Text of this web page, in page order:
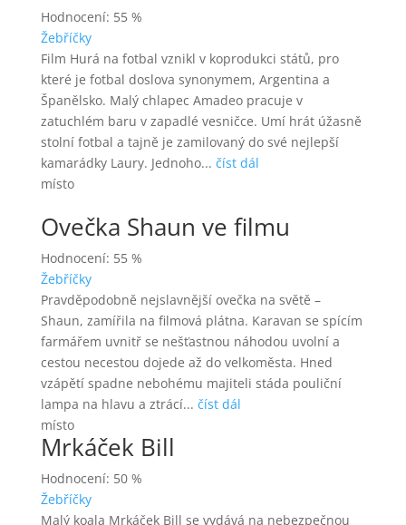
Hodnocení: 55 %
Žebříčky
Film Hurá na fotbal vznikl v koprodukci států, pro
které je fotbal doslova synonymem, Argentina a
Španělsko. Malý chlapec Amadeo pracuje v
zatuchlém baru v zapadlé vesničce. Umí hrát úžasně
stolní fotbal a tajně je zamilovaný do své nejlepší
kamarádky Laury. Jednoho... číst dál
místo
Ovečka Shaun ve filmu
Hodnocení: 55 %
Žebříčky
Pravděpodobně nejslavnější ovečka na světě –
Shaun, zamířila na filmová plátna. Karavan se spícím
farmářem uvnitř se nešťastnou náhodou uvolní a
cestou necestou dojede až do velkoměsta. Hned
vzápětí spadne nebohému majiteli stáda pouliční
lampa na hlavu a ztrácí... číst dál
místo
Mrkáček Bill
Hodnocení: 50 %
Žebříčky
Malý koala Mrkáček Bill se vydává na nebezpečnou